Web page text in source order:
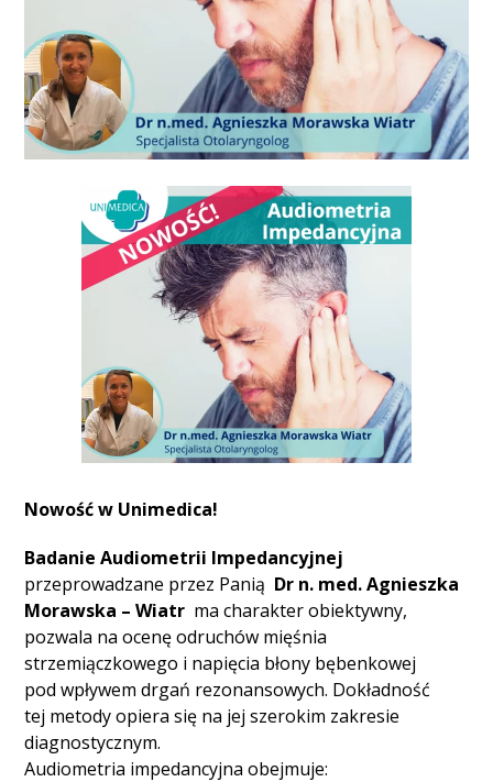
Nowość w Unimedica!
Badanie Audiometrii Impedancyjnej
przeprowadzane przez Panią Dr n. med. Agnieszka
Morawska – Wiatr ma charakter obiektywny,
pozwala na ocenę odruchów mięśnia
strzemiączkowego i napięcia błony bębenkowej
pod wpływem drgań rezonansowych. Dokładność
tej metody opiera się na jej szerokim zakresie
diagnostycznym.
Audiometria impedancyjna obejmuje: